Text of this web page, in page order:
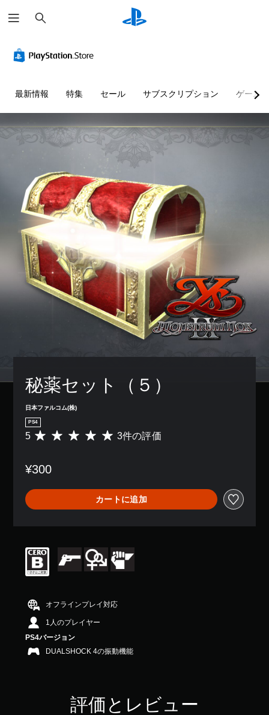
索
最新情報 特集 セール サブスクリプション ゲーム
秘薬セット（５）
日本ファルコム(株)
PS4
評
は
、
平
均
5
段
階
の
5
で
す
5 3件の評価
¥300
カートに追加
オフラインプレイ対応
1人のプレイヤー
PS4バージョン
DUALSHOCK 4の振動機能
評価とレビュー